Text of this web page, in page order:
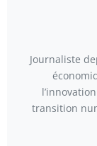
Journaliste
transition